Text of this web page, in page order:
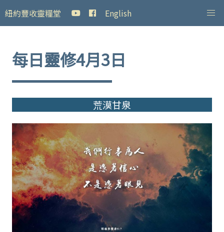
紐約豐收靈糧堂 English
每日靈修4月3日
荒漠甘泉